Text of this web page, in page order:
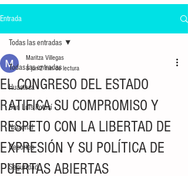
Entrada
Todas las entradas
Huasteca
San Luis Potosí
Nacional
Deportes
Seguridad
Todas las entradas
EL CONGRESO DEL ESTADO
RATIFICA SU COMPROMISO Y
RESPETO CON LA LIBERTAD DE
EXPRESIÓN Y SU POLÍTICA DE
PUERTAS ABIERTAS
Maritza Villegas
8 jun2 min de lectura